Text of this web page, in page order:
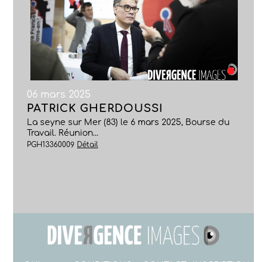
06 mars 2025
PATRICK GHERDOUSSI
La seyne sur Mer (83) le 6 mars 2025, Bourse du
Travail. Réunion...
PGH13360009 Détail